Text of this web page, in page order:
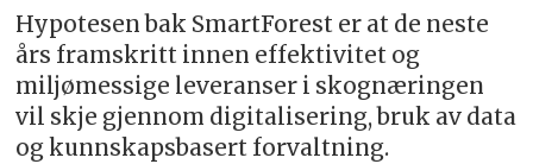
Hypotesen bak SmartForest er at de neste
års framskritt innen effektivitet og
miljømessige leveranser i skognæringen
vil skje gjennom digitalisering, bruk av data
og kunnskapsbasert forvaltning.